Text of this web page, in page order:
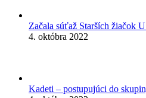
Začala súťaž Starších žiačok
4. októbra 2022
Kadeti – postupujúci do